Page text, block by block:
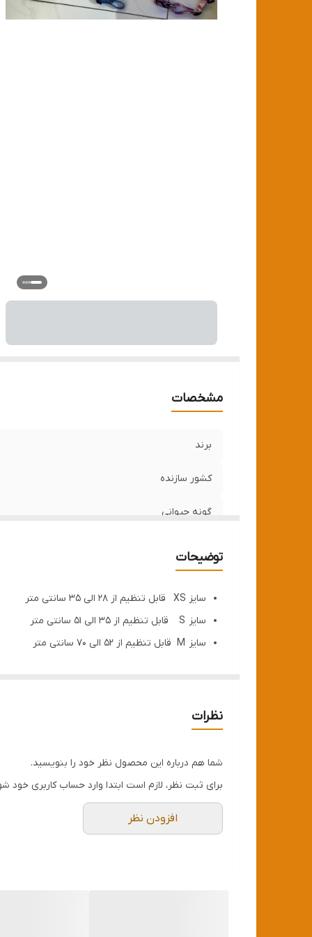
مشخصات
برند
کشور سازنده
گونه حیوانی
توضیحات
سایز XS قابل تنظیم از 28 الی 35 سانتی متر
سایز S قابل تنظیم از 35 الی 51 سانتی متر
سایز M قابل تنظیم از 52 الی 70 سانتی متر
نظرات
شما هم درباره این محصول نظر خود را بنویسید.
برای ثبت نظر، لازم است ابتدا وارد حساب کاربری خود
افزودن نظر